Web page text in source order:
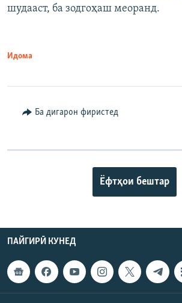
шудааст, ба зодгоҳаш меоранд.
Идома
Ба дигарон фиристед
Ёфтҳои бештар
ПАЙГИРӢ КУНЕД